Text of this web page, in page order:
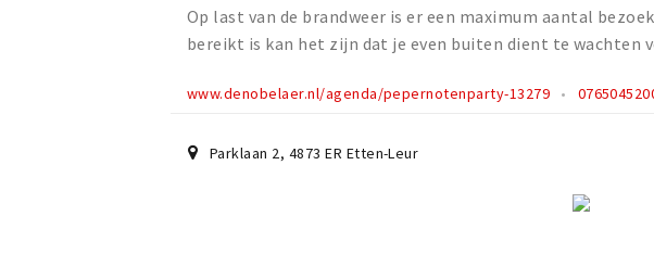
Op last van de brandweer is er een maximum aantal
bereikt is kan het zijn dat je even buiten dient te wachten
www.denobelaer.nl/agenda/pepernotenparty-13279
Parklaan 2, 4873 ER Etten-Leur